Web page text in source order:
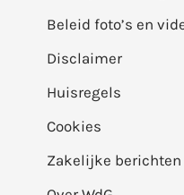
Beleid foto’s en
Disclaimer
Huisregels
Cookies
Zakelijke berichten